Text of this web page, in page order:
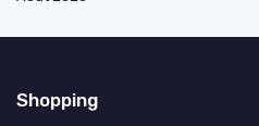
Shopping